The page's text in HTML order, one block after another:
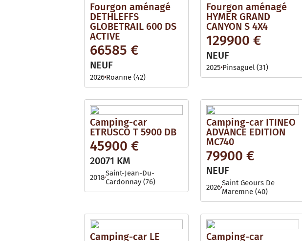
Fourgon aménagé
DETHLEFFS
GLOBETRAIL 600 DS
ACTIVE
66585 €
NEUF
2026 Roanne (42)
Fourgon aménagé
HYMER GRAND
CANYON S 4X4
129900 €
NEUF
2025 Pinsaguel (31)
Camping-car
ETRUSCO T 5900 DB
45900 €
20071 KM
2018Saint-Jean-Du-
Cardonnay (76)
Camping-car ITINEO
ADVANCE EDITION
MC740
79900 €
NEUF
2026Saint Geours De
Maremne (40)
Camping-car LE
Camping-car